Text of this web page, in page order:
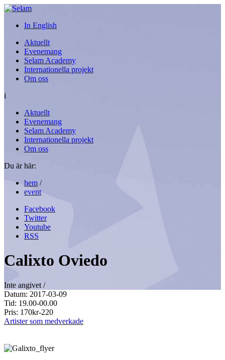
In English
Aktuellt
Evenemang
Selam Academy
Internationella projekt
Om oss
i
Aktuellt
Evenemang
Selam Academy
Internationella projekt
Om oss
Du är här:
hem /
event
Facebook
Twitter
Youtube
RSS
Calixto Oviedo
Inte angivet /
Datum: 2017-03-09
Tid: 19.00-00.00
Pris: 170kr-220
Artister som medverkade